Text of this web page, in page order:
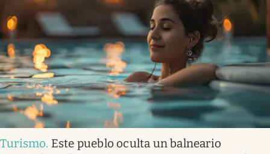
Infotechnology
Clase
Clima
Mundial 2026
Eventos Corporativos
El Cronista Studio
Mediakit
Turismo. Este pueblo oculta un balneario